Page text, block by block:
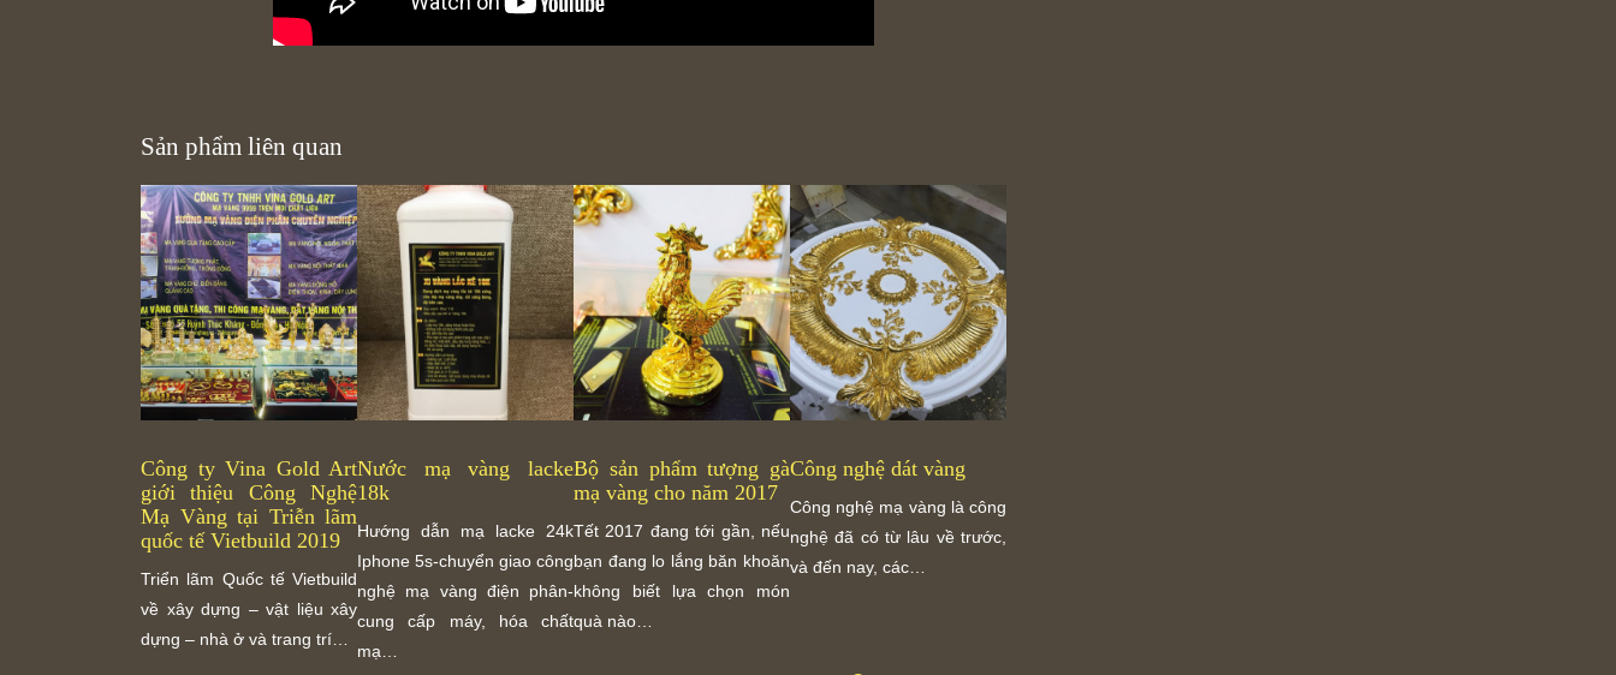
Sản phẩm liên quan
Công ty Vina Gold Art
giới thiệu Công Nghệ
Mạ Vàng tại Triễn lãm
quốc tế Vietbuild 2019
Triển lãm Quốc tế Vietbuild
về xây dựng – vật liệu xây
dựng – nhà ở và trang trí…
Nước mạ vàng lacke
18k
Hướng dẫn mạ lacke 24k
Iphone 5s-chuyển giao công
nghệ mạ vàng điện phân-
cung cấp máy, hóa chất
mạ…
Bộ sản phẩm tượng gà
mạ vàng cho năm 2017
Tết 2017 đang tới gần, nếu
bạn đang lo lắng băn khoăn
không biết lựa chọn món
quà nào…
Công nghệ dát vàng
Công nghệ mạ vàng là công
nghệ đã có từ lâu về trước,
và đến nay, các…